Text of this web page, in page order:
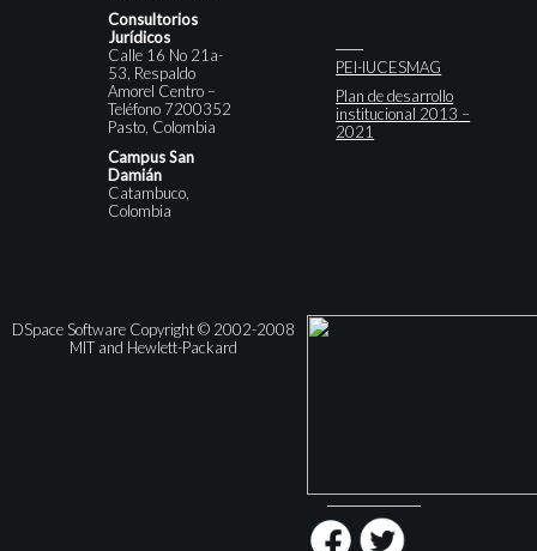
Consultorios
Jurídicos
Calle 16 No 21a-
53, Respaldo
Amorel Centro –
Teléfono 7200352
Pasto, Colombia
Campus San
Damián
Catambuco,
Colombia
PEI-IUCESMAG
Plan de desarrollo
institucional 2013 –
2021
DSpace Software Copyright © 2002-2008
MIT and Hewlett-Packard